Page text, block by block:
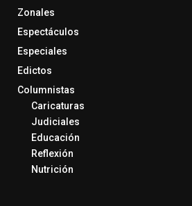
Zonales
Espectáculos
Especiales
Edictos
Columnistas
Caricaturas
Judiciales
Educación
Reflexión
Nutrición